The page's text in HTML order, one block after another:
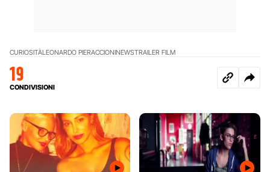
CURIOSITÀLEONARDO PIERACCIONINEWSTRAILER FILM
19
CONDIVISIONI